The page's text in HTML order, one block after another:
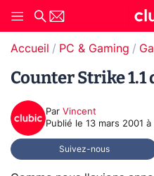
Accueil PC & Gaming
Counter Strike
Par Vincent
Publié le 13 mars 2001
Suivez-nous